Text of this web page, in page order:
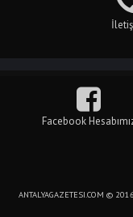
Facebook
ANTALYAGAZETESI.COM ©